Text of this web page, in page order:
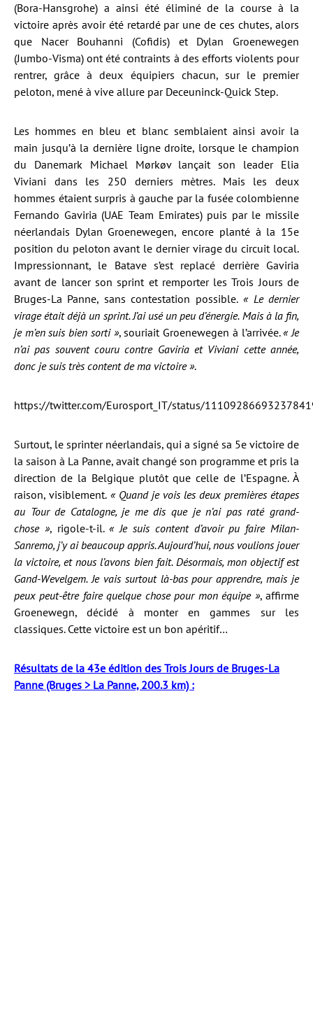
(Bora-Hansgrohe) a ainsi été éliminé de la course à la
victoire après avoir été retardé par une de ces chutes, alors
que Nacer Bouhanni (Cofidis) et Dylan Groenewegen
(Jumbo-Visma) ont été contraints à des efforts violents pour
rentrer, grâce à deux équipiers chacun, sur le premier
peloton, mené à vive allure par Deceuninck-Quick Step.
Les hommes en bleu et blanc semblaient ainsi avoir la
main jusqu’à la dernière ligne droite, lorsque le champion
du Danemark Michael Mørkøv lançait son leader Elia
Viviani dans les 250 derniers mètres. Mais les deux
hommes étaient surpris à gauche par la fusée colombienne
Fernando Gaviria (UAE Team Emirates) puis par le missile
néerlandais Dylan Groenewegen, encore planté à la 15e
position du peloton avant le dernier virage du circuit local.
Impressionnant, le Batave s’est replacé derrière Gaviria
avant de lancer son sprint et remporter les Trois Jours de
Bruges-La Panne, sans contestation possible.« Le dernier
virage était déjà un sprint. J’ai usé un peu d’énergie. Mais à la fin,
je m’en suis bien sorti », souriait Groenewegen à l’arrivée.« Je
n’ai pas souvent couru contre Gaviria et Viviani cette année,
donc je suis très content de ma victoire ».
https://twitter.com/Eurosport_IT/status/
Surtout, le sprinter néerlandais, qui a signé sa 5e victoire de
la saison à La Panne, avait changé son programme et pris la
direction de la Belgique plutôt que celle de l’Espagne. À
raison, visiblement. « Quand je vois les deux premières étapes
au Tour de Catalogne, je me dis que je n’ai pas raté grand-
chose », rigole-t-il.« Je suis content d’avoir pu faire Milan-
Sanremo, j’y ai beaucoup appris. Aujourd’hui, nous voulions jouer
la victoire, et nous l’avons bien fait. Désormais, mon objectif est
Gand-Wevelgem. Je vais surtout là-bas pour apprendre, mais je
peux peut-être faire quelque chose pour mon équipe », affirme
Groenewegn, décidé à monter en gammes sur les
classiques. Cette victoire est un bon apéritif…
Résultats de la 43e édition des Trois Jours de Bruges-La
Panne (Bruges > La Panne, 200.3 km) :